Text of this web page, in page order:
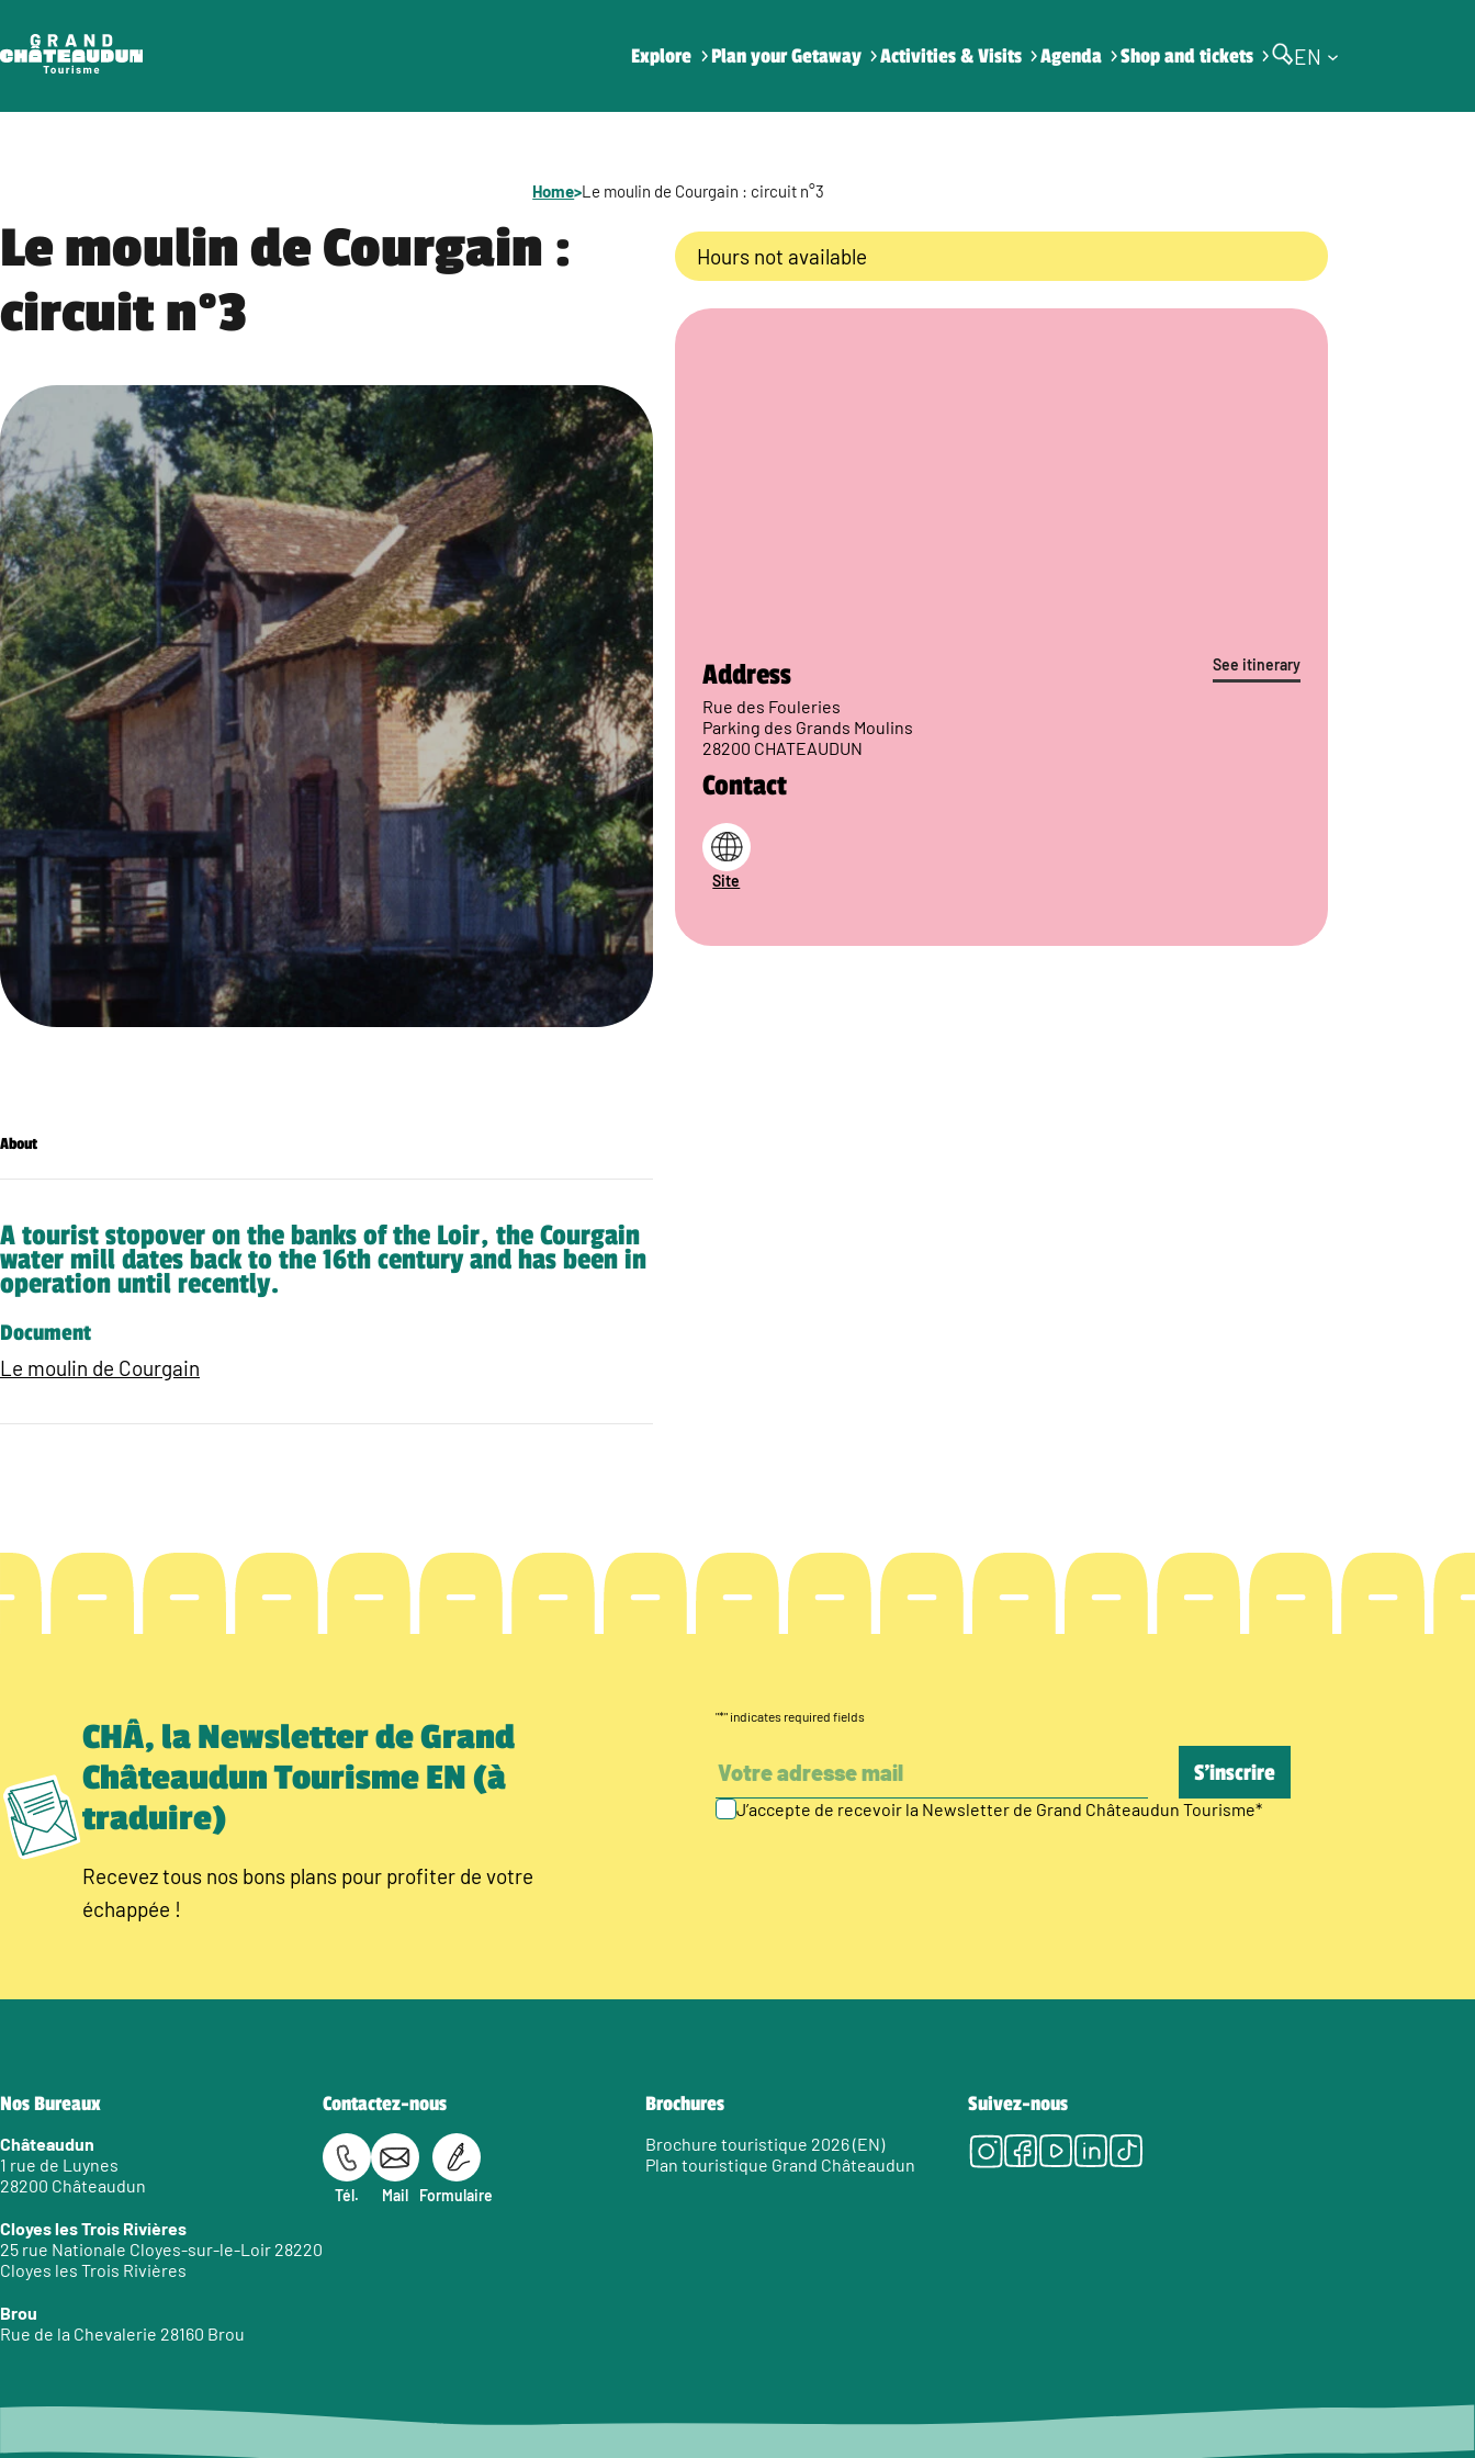
content
Explore Plan your Getaway Activities & Visits Agenda Shop and tickets EN
Home>Le moulin de Courgain : circuit n°3
Le moulin de Courgain :
circuit n°3
About
A tourist stopover on the banks of the Loir, the Courgain
water mill dates back to the 16th century and has been in
operation until recently.
Document
Le moulin de Courgain
Hours not available
See itinerary
Address
Rue des Fouleries
Parking des Grands Moulins
28200 CHATEAUDUN
Contact
Site
CHÂ, la Newsletter de Grand
Châteaudun Tourisme EN (à
traduire)
Recevez tous nos bons plans pour profiter de votre
échappée !
"*" indicates required fields
J’accepte de recevoir la Newsletter de Grand Châteaudun Tourisme*
Nos Bureaux
Châteaudun
1 rue de Luynes
28200 Châteaudun
Cloyes les Trois Rivières
25 rue Nationale Cloyes-sur-le-Loir 28220
Cloyes les Trois Rivières
Brou
Rue de la Chevalerie 28160 Brou
Contactez-nous
Tél. Mail Formulaire
Brochures
Brochure touristique 2026 (EN)
Plan touristique Grand Châteaudun
Suivez-nous
Instagram
Facebook
Youtube
LinkedIn
Tiktok